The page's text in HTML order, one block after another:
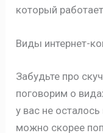
который
Виды интернет-
Забудьте про
поговорим о
у вас не
можно скорее